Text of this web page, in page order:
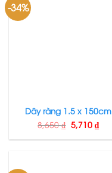
-34%
Dây ràng 1.5 x 150cm
8,650₫ 5,710 ₫